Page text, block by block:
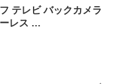
テレビ バックカメラ
ーレス …